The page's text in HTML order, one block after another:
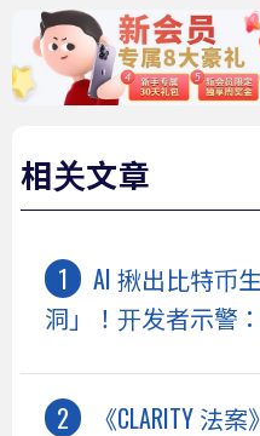
相关文章
AI 揪出比特币
洞」！开发者示警
《CLARITY 法